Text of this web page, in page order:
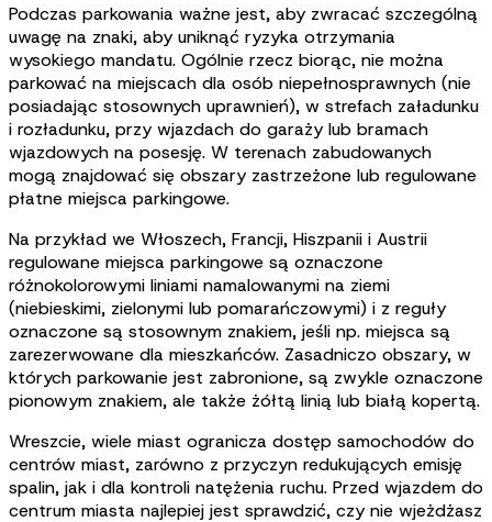
Podczas parkowania ważne jest, aby zwracać szczególną
uwagę na znaki, aby uniknąć ryzyka otrzymania
wysokiego mandatu. Ogólnie rzecz biorąc, nie można
parkować na miejscach dla osób niepełnosprawnych (nie
posiadając stosownych uprawnień), w strefach załadunku
i rozładunku, przy wjazdach do garaży lub bramach
wjazdowych na posesję. W terenach zabudowanych
mogą znajdować się obszary zastrzeżone lub regulowane
płatne miejsca parkingowe.
Na przykład we Włoszech, Francji, Hiszpanii i Austrii
regulowane miejsca parkingowe są oznaczone
różnokolorowymi liniami namalowanymi na ziemi
(niebieskimi, zielonymi lub pomarańczowymi) i z reguły
oznaczone są stosownym znakiem, jeśli np. miejsca są
zarezerwowane dla mieszkańców. Zasadniczo obszary, w
których parkowanie jest zabronione, są zwykle oznaczone
pionowym znakiem, ale także żółtą linią lub białą kopertą.
Wreszcie, wiele miast ogranicza dostęp samochodów do
centrów miast, zarówno z przyczyn redukujących emisję
spalin, jak i dla kontroli natężenia ruchu. Przed wjazdem do
centrum miasta najlepiej jest sprawdzić, czy nie wjeżdżasz